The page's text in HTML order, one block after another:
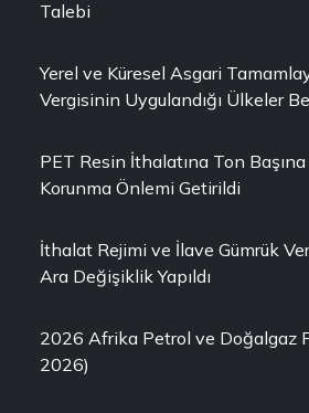
Talebi
Yerel ve Küresel Asgari
Vergisinin Uygulandığı Ülkeler
PET Resin İthalatına Ton
Korunma Önlemi Getirildi
İthalat Rejimi ve İlave Gümrük
Ara Değişiklik Yapıldı
2026 Afrika Petrol ve Doğalgaz
2026)